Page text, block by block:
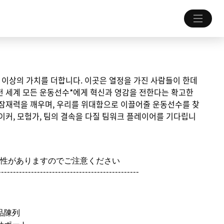
상의 가치를 더합니다. 이곳은 열정을 가진 사람들이 한데
계 모든 운동선수*에게 혁신과 영감을 전한다는 확고한
력을 깨우며, 우리를 위대함으로 이끌어줄 운동선수를 찾
, 모험가, 팀의 결속을 다질 팀워크 플레이어를 기다립니
がありますのでご注意ください
陳列